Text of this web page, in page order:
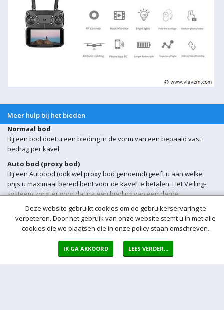
Meer hulp bij het bieden
Normaal bod
Bij een bod doet u een bieding in de vorm van een bepaald vast
bedrag per kavel
Auto bod (proxy bod)
Bij een Autobod (ook wel proxy bod genoemd) geeft u aan welke
prijs u maximaal bereid bent voor de kavel te betalen. Het Veiling-
systeem zorgt er voor dat na een bieding van een derde
onmiddellijk automatisch een bod voor u wordt uitgebracht. Het
Veiling-systeem biedt automatisch voor u door tot uw maximum bod
is bereikt.
Sluitingsmoment kavel
Indien er op een bepaald moment een bieding op een kavel wordt
ontvangen binnen 5 min voor sluiting van de veiling, wordt het
Deze website gebruikt cookies om de gebruikerservaring te
verbeteren. Door het gebruik van onze website stemt u in met alle
cookies die we plaatsen die in onze policy staan omschreven.
IK GA AKKOORD LEES VERDER...